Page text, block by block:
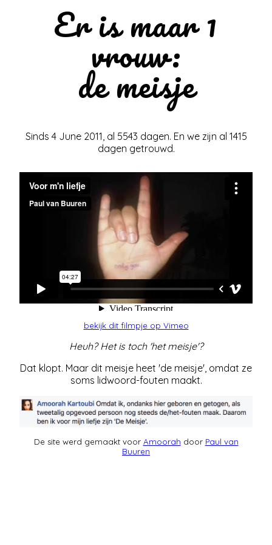
Er is maar 1
vrouw:
de meisje
Sinds 4 June 2011, al 5543 dagen. En we zijn al 1415
dagen getrouwd.
bekijk dit filmpje op Vimeo
Heuh? Het is toch 'het meisje'?
Dat klopt. Maar dit meisje heet 'de meisje', omdat ze
soms lidwoord-fouten maakt.
De site werd gemaakt voor Amoorah door Paul van
Buuren